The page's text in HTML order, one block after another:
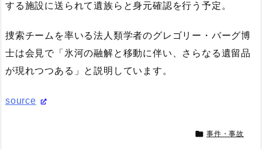
する施設に送られて遺族らと身元確認を行う予定。
捜索チームを率いる法人類学者のグレゴリー・バーグ博
士は会見で「氷河の融解と移動に伴い、さらなる遺留品
が現れつつある」と説明しています。
source
 事件・事故